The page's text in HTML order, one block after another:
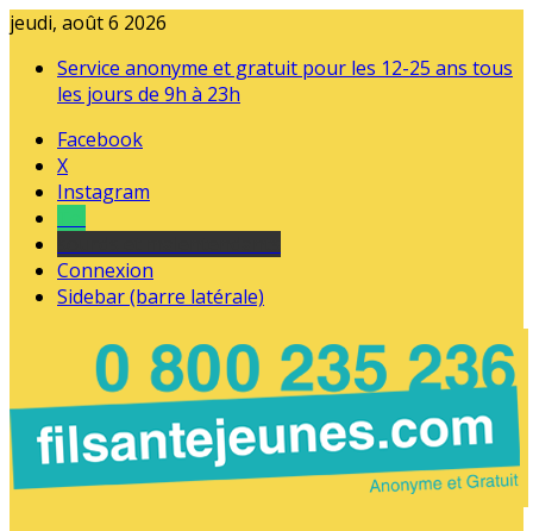
jeudi, août 6 2026
Service anonyme et gratuit pour les 12-25 ans tous
les jours de 9h à 23h
Facebook
X
Instagram
Connexion
Sidebar (barre latérale)